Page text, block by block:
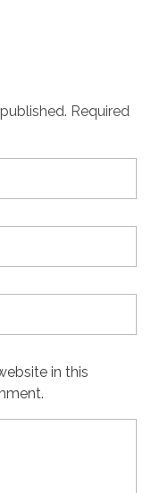
Required
in this